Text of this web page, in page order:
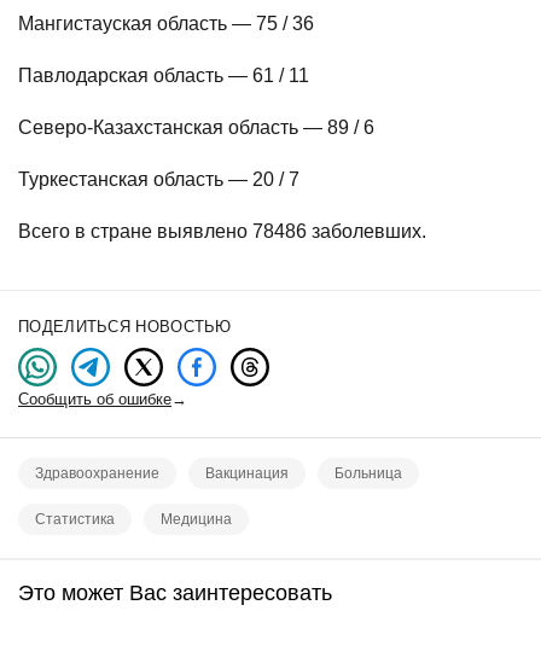
Мангистауская область — 75 / 36
Павлодарская область — 61 / 11
Северо-Казахстанская область — 89 / 6
Туркестанская область — 20 / 7
Всего в стране выявлено 78486 заболевших.
ПОДЕЛИТЬСЯ НОВОСТЬЮ
Сообщить об ошибке→
Здравоохранение Вакцинация Больница
Статистика Медицина
Это может Вас заинтересовать